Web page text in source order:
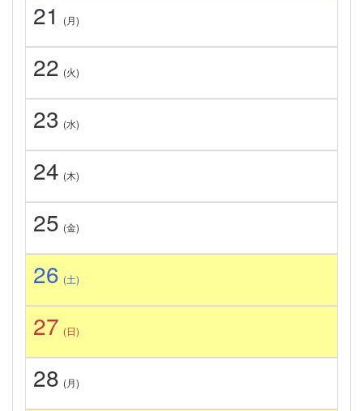
21 (月)
22 (火)
23 (水)
24 (木)
25 (金)
26 (土)
27 (日)
28 (月)